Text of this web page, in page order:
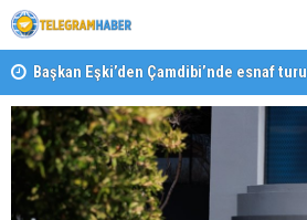
Başkan Eşki’den Çamdibi’nde esnaf turu